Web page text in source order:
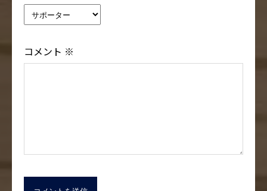
コメント ※